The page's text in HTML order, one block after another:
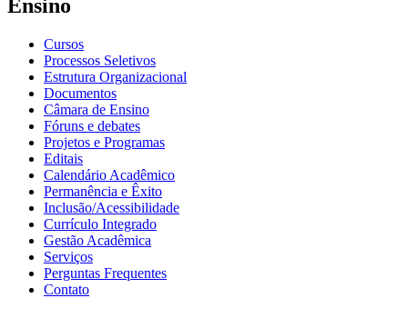
Ensino
Cursos
Processos Seletivos
Estrutura Organizacional
Documentos
Câmara de Ensino
Fóruns e debates
Projetos e Programas
Editais
Calendário Acadêmico
Permanência e Êxito
Inclusão/Acessibilidade
Currículo Integrado
Gestão Acadêmica
Serviços
Perguntas Frequentes
Contato